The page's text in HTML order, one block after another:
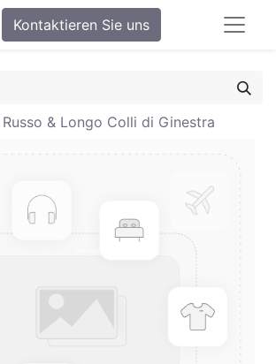
Kontaktieren Sie uns
Russo & Longo Colli di Ginestra